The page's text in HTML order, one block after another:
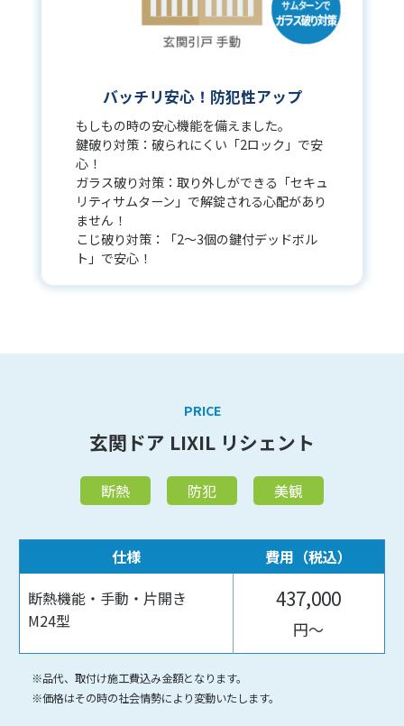
バッチリ安心！防犯性アップ
もしもの時の安心機能を備えました。
鍵破り対策：破られにくい「2ロック」で安
心！
ガラス破り対策：取り外しができる「セキュ
リティサムターン」で解錠される心配があり
ません！
こじ破り対策：「2～3個の鍵付デッドボル
ト」で安心！
PRICE
玄関ドア LIXIL リシェント
断熱 防犯 美観
仕様
費用（税込）
断熱機能・手動・片開き
M24型
437,000
円〜
※品代、取付け施工費込み金額となります。
※価格はその時の社会情勢により変動いたします。